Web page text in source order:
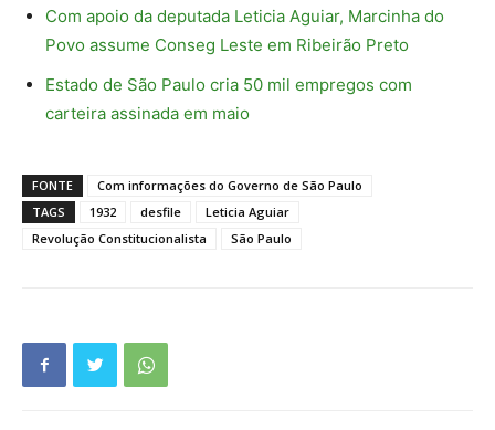
Com apoio da deputada Leticia Aguiar, Marcinha do
Povo assume Conseg Leste em Ribeirão Preto
Estado de São Paulo cria 50 mil empregos com
carteira assinada em maio
FONTE
Com informações do Governo de São Paulo
TAGS
1932 desfile
Leticia Aguiar
Revolução Constitucionalista
São Paulo